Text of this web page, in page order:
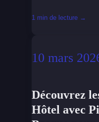
1 min de lecture →
10 mars
Découvrez
Hôtel avec